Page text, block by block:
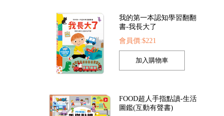
FOOD超人手指點讀-生活
圖鑑(互動有聲書)
會員價:$300
孩子的第一套認知拼圖-動
物王國
FOOD超人夢幻泡泡槍
會員價:$205